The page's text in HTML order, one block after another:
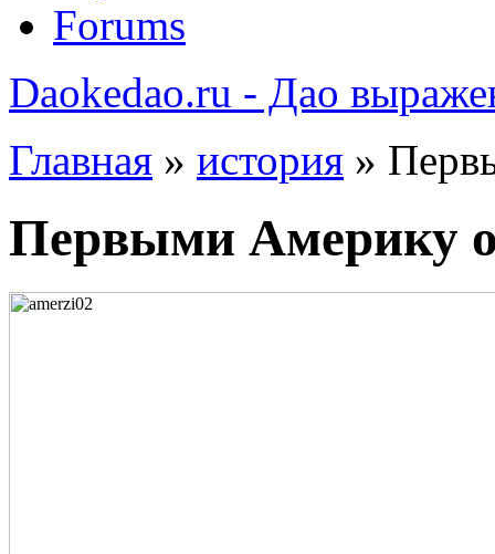
Forums
Daokedao.ru - Дао
Главная » история »
Первыми Америку